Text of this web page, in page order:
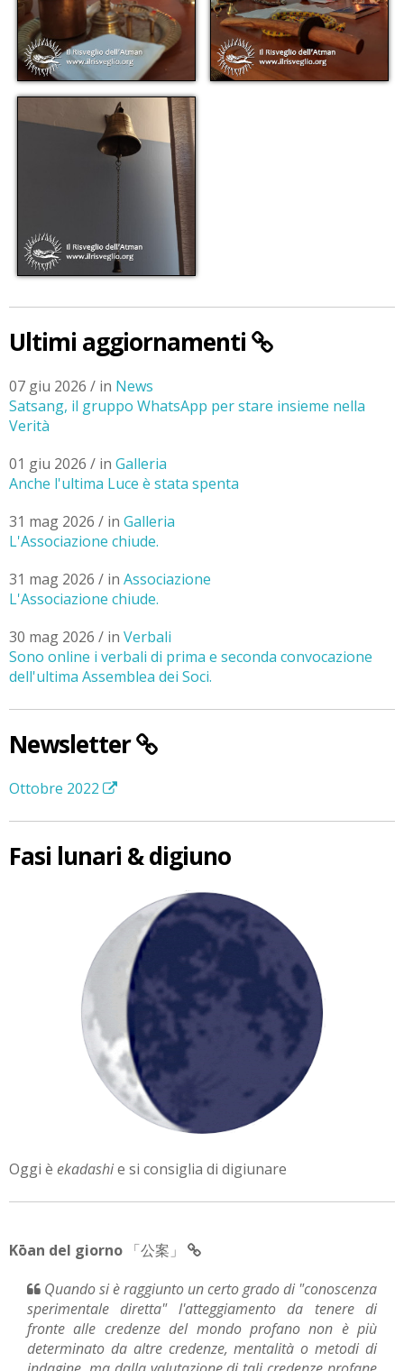
Ultimi aggiornamenti
07 giu 2026 / in News
Satsang, il gruppo WhatsApp per stare insieme nella
Verità
01 giu 2026 / in Galleria
Anche l'ultima Luce è stata spenta
31 mag 2026 / in Galleria
L'Associazione chiude.
31 mag 2026 / in Associazione
L'Associazione chiude.
30 mag 2026 / in Verbali
Sono online i verbali di prima e seconda convocazione
dell'ultima Assemblea dei Soci.
Newsletter
Ottobre 2022
Fasi lunari & digiuno
Oggi è ekadashie si consiglia di digiunare
Kōan del giorno 「公案」
Quando si è raggiunto un certo grado di "conoscenza
sperimentale diretta" l'atteggiamento da tenere di
fronte alle credenze del mondo profano non è più
determinato da altre credenze, mentalità o metodi di